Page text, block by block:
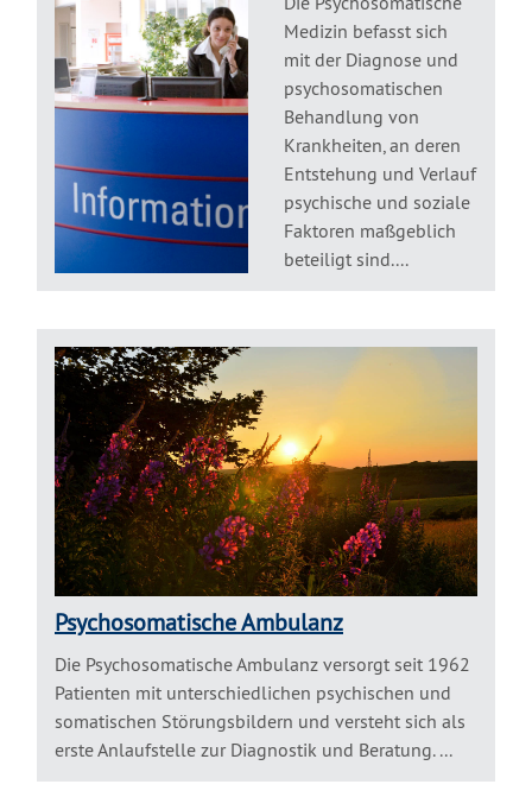
Medizin befasst sich
mit der Diagnose und
psychosomatischen
Behandlung von
Krankheiten, an deren
Entstehung und Verlauf
psychische und soziale
Faktoren maßgeblich
beteiligt sind....
Psychosomatische Ambulanz
Die Psychosomatische Ambulanz versorgt seit 1962
Patienten mit unterschiedlichen psychischen und
somatischen Störungsbildern und versteht sich als
erste Anlaufstelle zur Diagnostik und Beratung. ...